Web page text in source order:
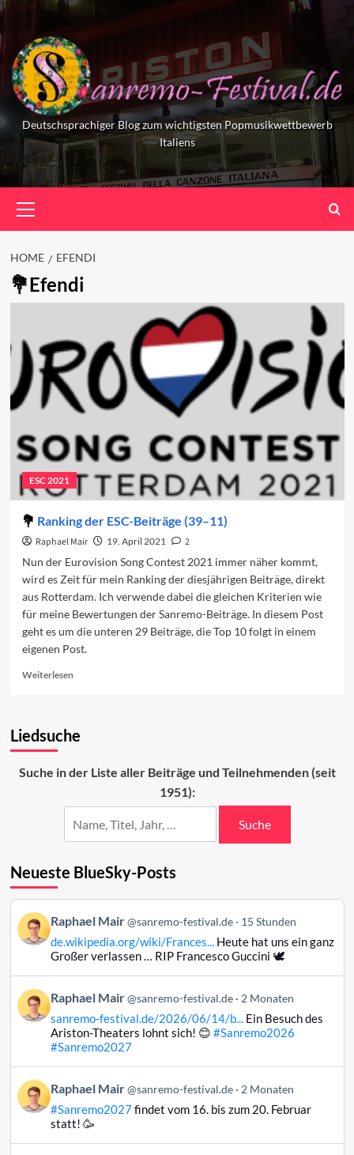
Skip
to
content
Deutschsprachiger Blog zum wichtigsten Popmusikwettbewerb
Italiens
Menu
HOME EFENDI
Efendi
ESC 2021
Ranking der ESC-Beiträge (39–11)
Raphael Mair 19. April 2021
2
Nun der Eurovision Song Contest 2021 immer näher kommt,
wird es Zeit für mein Ranking der diesjährigen Beiträge, direkt
aus Rotterdam. Ich verwende dabei die gleichen Kriterien wie
für meine Bewertungen der Sanremo-Beiträge. In diesem Post
geht es um die unteren 29 Beiträge, die Top 10 folgt in einem
eigenen Post.
WeiterlesenRead
der
(39–
Liedsuche
Suche in der Liste aller Beiträge und Teilnehmenden (seit
1951):
Suche
Neueste BlueSky-Posts
Beitrag
von
Raphael
Bluesky
ansehen
Raphael Mair @sanremo-festival.de 15 Stunden
de.wikipedia.org/wiki/Frances...Heute hat uns ein ganz
Großer verlassen … RIP Francesco Guccini 🕊️
Beitrag
von
Raphael
ansehen
Raphael Mair @sanremo-festival.de 2 Monaten
sanremo-festival.de/2026/06/14/b...Ein Besuch des
Ariston-Theaters lohnt sich! 😊 #Sanremo2026
#Sanremo2027
Beitrag
von
Raphael
Raphael Mair @sanremo-festival.de 2 Monaten
#Sanremo2027findet vom 16. bis zum 20. Februar
statt! 🥳